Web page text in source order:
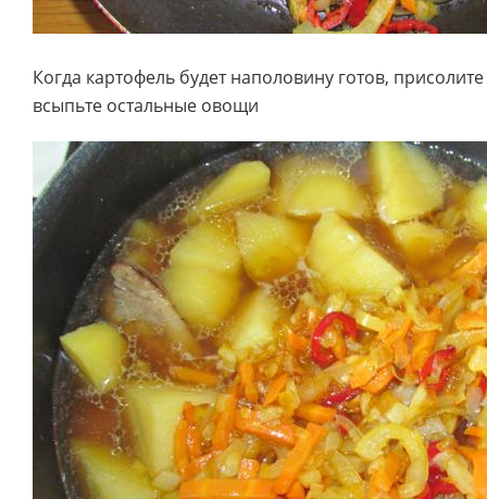
Когда картофель будет наполовину готов,
всыпьте остальные овощи